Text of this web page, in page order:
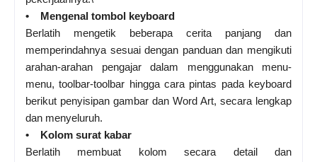
• Mengenal tombol keyboard
Berlatih mengetik beberapa cerita panjang dan
memperindahnya sesuai dengan panduan dan mengikuti
arahan-arahan pengajar dalam menggunakan menu-
menu, toolbar-toolbar hingga cara pintas pada keyboard
berikut penyisipan gambar dan Word Art, secara lengkap
dan menyeluruh.
• Kolom surat kabar
Berlatih membuat kolom secara detail dan